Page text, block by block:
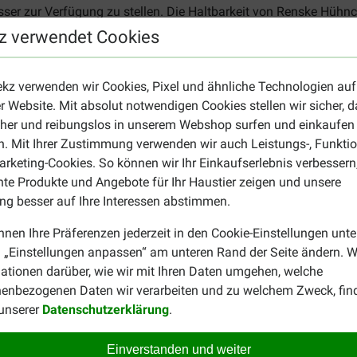
verwendet Cookies
verwenden wir Cookies, Pixel und ähnliche Technologien auf
Website. Mit absolut notwendigen Cookies stellen wir sicher,
und reibungslos in unserem Webshop surfen und einkaufen
Mit Ihrer Zustimmung verwenden wir auch Leistungs-,
Cookies. So können wir Ihr Einkaufserlebnis
Produkte und Angebote für Ihr Haustier zeigen und unsere
besser auf Ihre Interessen abstimmen.
Ihre Präferenzen jederzeit in den Cookie-Einstellungen
„Einstellungen anpassen“ am unteren Rand der Seite ändern.
darüber, wie wir mit Ihren Daten umgehen, welche
Daten wir verarbeiten und zu welchem Zweck,
Datenschutzerklärung.
Einverstanden und weiter
zur Verfügung zu stellen. Die Haltbarkeit von Renske
ausreichend, wenn Sie sich an die
wieThunfisch erhältlich. Oder wollen
für Katzen.
Anja Vanderveken
23-12-2019